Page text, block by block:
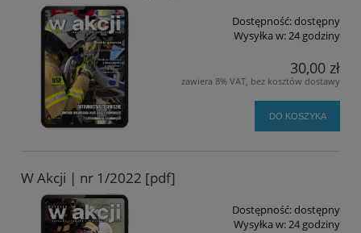
Dostępność:dostępny
Wysyłka w:24 godziny
30,00 zł
zawiera 8% VAT, bez kosztów dostawy
DO KOSZYKA
W Akcji | nr 1/2022 [pdf]
Dostępność:dostępny
Wysyłka w:24 godziny